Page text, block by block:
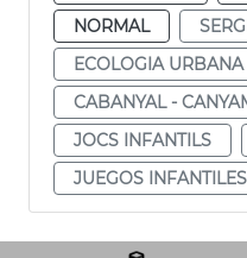
NORMAL
ECOLOGIA URBANA
CABANYAL -
JOCS INFANTILS
JUEGOS INFANTILES